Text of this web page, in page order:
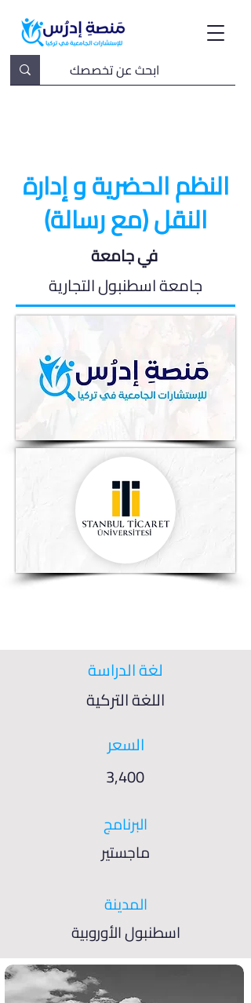
النظم الحضرية و إدارة
النقل (مع رسالة)
في جامعة
جامعة اسطنبول التجارية
لغة الدراسة
اللغة التركية
السعر
3,400
البرنامج
ماجستير
المدينة
اسطنبول الأوروبية